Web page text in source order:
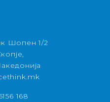
Шопен 1/2
168